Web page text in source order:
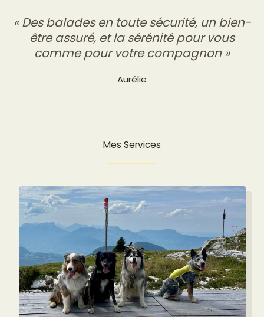
« Des balades en toute sécurité, un bien-
être assuré, et la sérénité pour vous
comme pour votre compagnon »
Aurélie
Mes Services